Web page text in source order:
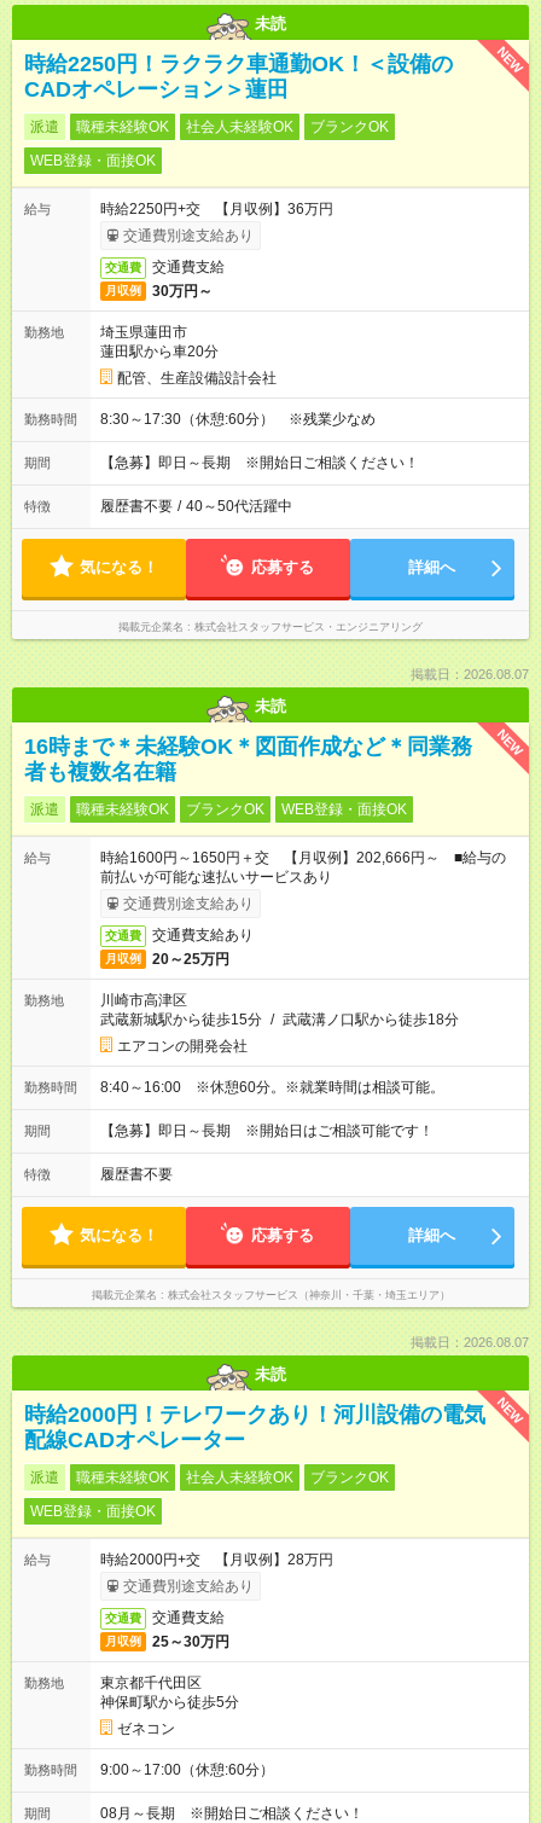
未読
NEW
時給2250円！ラクラク車通勤OK！＜設備の
CADオペレーション＞蓮田
派遣 職種未経験OK 社会人未経験OK
ブランクOK
WEB登録・面接OK
給与
時給2250円+交 【月収例】36万円
交通費別途支給あり
交通費 交通費支給
月収例 30万円～
勤務地
埼玉県蓮田市
蓮田駅から車20分
配管、生産設備設計会社
勤務時間 8:30～17:30（休憩:60分） ※残業少なめ
期間 【急募】即日～長期 ※開始日ご相談ください！
特徴 履歴書不要 / 40～50代活躍中
気になる！ 応募する 詳細へ
掲載元企業名 株式会社スタッフサービス・エンジニアリング
掲載日：2026.08.07
未読
NEW
16時まで＊未経験OK＊図面作成など＊同業務
者も複数名在籍
派遣 職種未経験OK ブランクOK WEB登録・面接OK
給与
時給1600円～1650円＋交 【月収例】202,666円～ ■給与の
前払いが可能な速払いサービスあり
交通費別途支給あり
交通費 交通費支給あり
月収例 20～25万円
勤務地
川崎市高津区
武蔵新城駅から徒歩15分 / 武蔵溝ノ口駅から徒歩18分
エアコンの開発会社
勤務時間 8:40～16:00 ※休憩60分。※就業時間は相談可能。
期間 【急募】即日～長期 ※開始日はご相談可能です！
特徴 履歴書不要
気になる！ 応募する 詳細へ
掲載元企業名 株式会社スタッフサービス（神奈川・千葉・埼玉エリア）
掲載日：2026.08.07
未読
NEW
時給2000円！テレワークあり！河川設備の電気
配線CADオペレーター
派遣 職種未経験OK 社会人未経験OK
ブランクOK
WEB登録・面接OK
給与
時給2000円+交 【月収例】28万円
交通費別途支給あり
交通費 交通費支給
月収例 25～30万円
勤務地
東京都千代田区
神保町駅から徒歩5分
ゼネコン
勤務時間 9:00～17:00（休憩:60分）
期間 08月～長期 ※開始日ご相談ください！